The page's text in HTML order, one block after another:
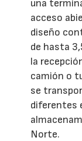
una
acceso
diseño
de hasta
la
camión o
se
diferentes
Norte.